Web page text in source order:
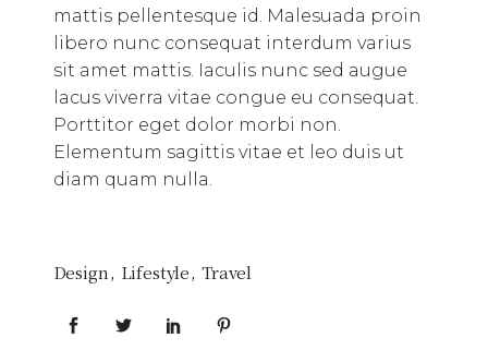
mattis pellentesque id. Malesuada proin
libero nunc consequat interdum varius
sit amet mattis. Iaculis nunc sed augue
lacus viverra vitae congue eu consequat.
Porttitor eget dolor morbi non.
Elementum sagittis vitae et leo duis ut
diam quam nulla.
Design Lifestyle Travel